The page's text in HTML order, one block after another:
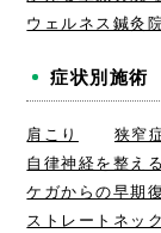
ウェルネス鍼灸
症状別施術
肩こり 狭窄
自律神経を整える
ケガからの早期
ストレートネック